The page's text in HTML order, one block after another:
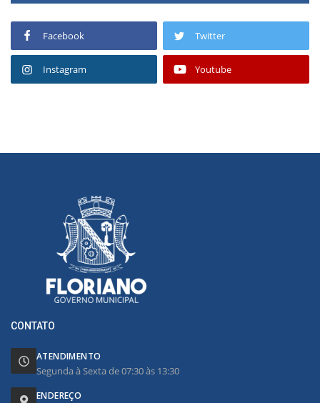
Facebook Twitter
Instagram Youtube
CONTATO
ATENDIMENTO
Segunda à Sexta de 07:30 às 13:30
ENDEREÇO